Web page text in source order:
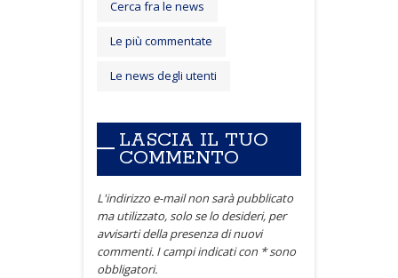
Cerca fra le news
Le più commentate
Le news degli utenti
LASCIA IL TUO
COMMENTO
L'indirizzo e-mail non sarà pubblicato
ma utilizzato, solo se lo desideri, per
avvisarti della presenza di nuovi
commenti. I campi indicati con * sono
obbligatori.